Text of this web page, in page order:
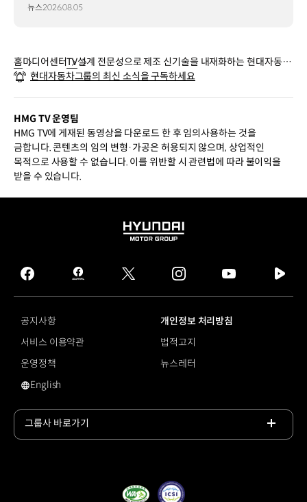
뉴스2026.08.05
홈미디어센터TV설계 전문성으로 제조 신기술을 내재화하는 현대자동차
메카트로닉스연구 직무 | TEAM HMG
현대자동차그룹의 최신 소식을 구독하세요
HMG TV 운영팀
HMG TV에 게재된 동영상을 다운로드 한 후 임의사용하는 것을
금합니다. 콘텐츠의 임의 변형·가공은 허용되지 않으며, 상업적인
목적으로 사용할 수 없습니다. 이를 위반할 시 관련법에 따라 불이익을
받을 수 있습니다.
HYUNDAI
GROUP
facebook
hmg
journal
twitter instagram
tv
공지사항
개인정보 처리방침
서비스 이용약관
법적고지
운영정책
뉴스레터
영문 사이트로 이동
English
그룹사 바로가기